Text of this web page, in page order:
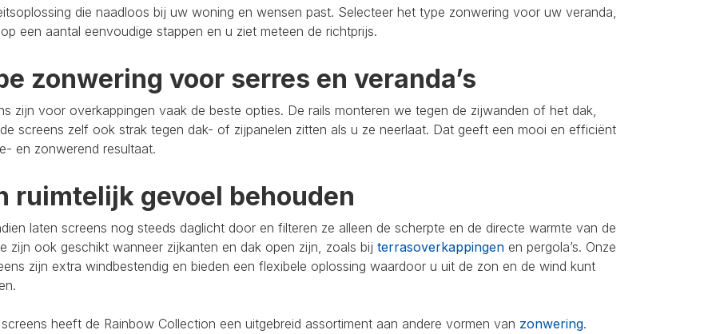
die naadloos bij uw woning en wensen past. Selecteer het type zonwering voor uw veranda,
een aantal eenvoudige stappen en u ziet meteen de richtprijs.
zonwering voor serres en veranda’s
zijn voor overkappingen vaak de beste opties. De rails monteren we tegen de zijwanden of het dak,
screens zelf ook strak tegen dak- of zijpanelen zitten als u ze neerlaat. Dat geeft een mooi en efficiënt
en zonwerend resultaat.
ruimtelijk gevoel behouden
laten screens nog steeds daglicht door en filteren ze alleen de scherpte en de directe warmte van de
zijn ook geschikt wanneer zijkanten en dak open zijn, zoals bij terrasoverkappingen en pergola’s. Onze
zijn extra windbestendig en bieden een flexibele oplossing waardoor u uit de zon en de wind kunt
heeft de Rainbow Collection een uitgebreid assortiment aan andere vormen van zonwering.